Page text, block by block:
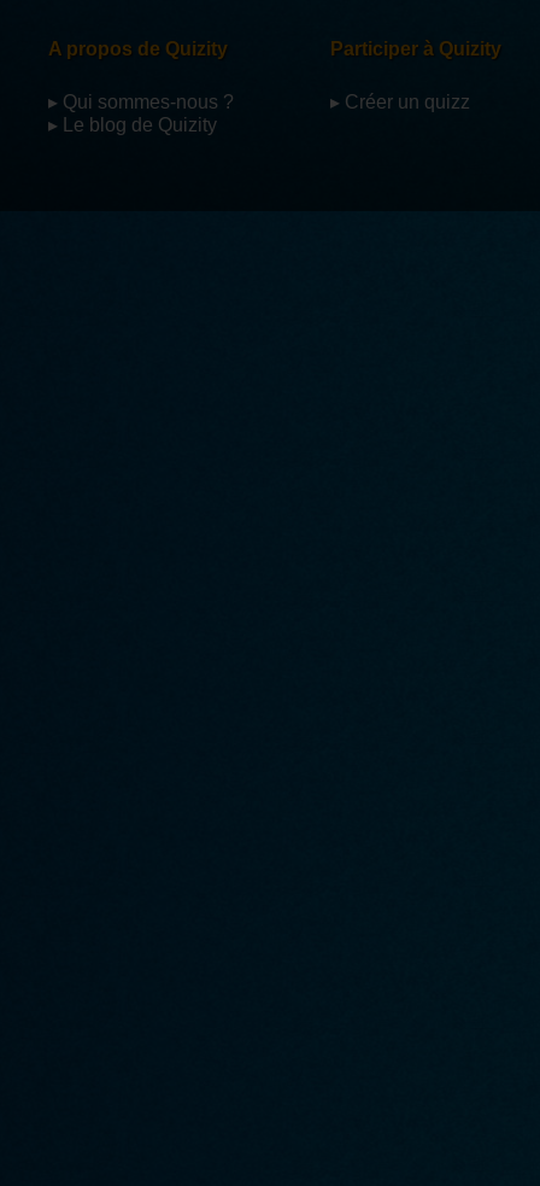
A propos de Quizity
▸ Qui sommes-nous ?
▸ Le blog de Quizity
Participer à Quizity
▸ Créer un quizz